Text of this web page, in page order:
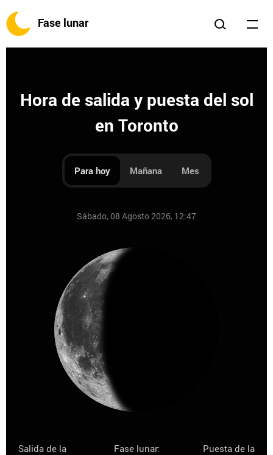
Fase lunar
Hora de salida y puesta del sol
en Toronto
Para hoy Mañana Mes
Sábado, 08 Agosto 2026, 12:47
Salida de la
Fase lunar:
Puesta de la